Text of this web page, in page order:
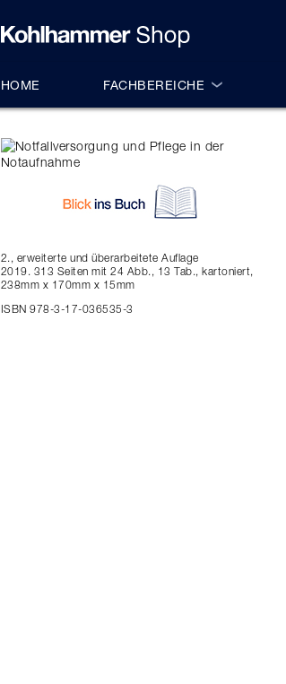
HOME FACHBEREICHE
2., erweiterte und überarbeitete Auflage
2019. 313 Seiten mit 24 Abb., 13 Tab., kartoniert,
238mm x 170mm x 15mm
ISBN 978-3-17-036535-3